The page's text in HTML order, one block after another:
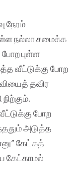
நேரம்
நல்லா சமைக்க
புள்ள
வீட்டுக்கு போற
தவிர
போற
அடுத்த
கேட்கத்
கேட்காமல்